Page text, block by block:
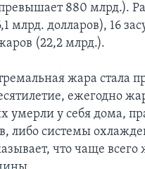
880 млрд.).
млрд. долларов), 16
(22,2 млрд.).
жара стала
ежегодно
умерли у себя дома,
либо системы
что чаще